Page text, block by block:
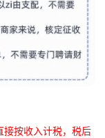
按收入计税， 税后